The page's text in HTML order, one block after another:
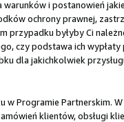
warunków i postanowień
ochrony prawnej,
byłyby Ci
czy podstawa ich
dla jakichkolwiek
w Programie Partnerskim.
klientów, obsługi